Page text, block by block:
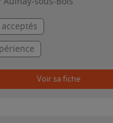
Voir sa fiche